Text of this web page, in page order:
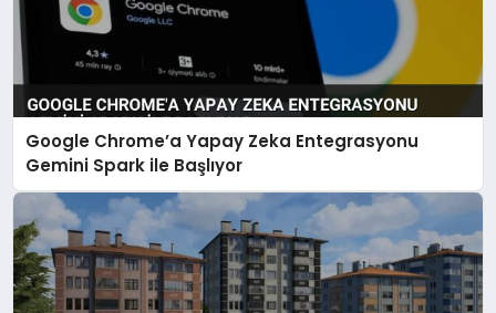
Google Chrome’a Yapay Zeka Entegrasyonu
Gemini Spark ile Başlıyor